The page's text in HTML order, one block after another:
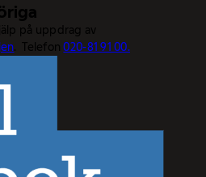
på uppdrag av
. Telefon020-81 91 00.